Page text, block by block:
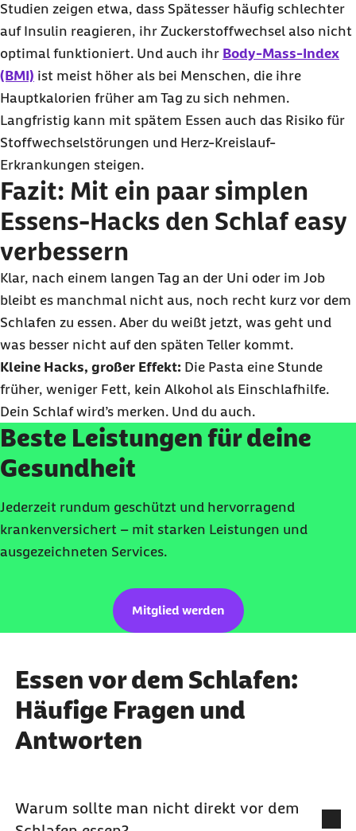
Studien zeigen etwa, dass Spätesser häufig schlechter
auf Insulin reagieren, ihr Zuckerstoffwechsel also nicht
optimal funktioniert. Und auch ihr Body-Mass-Index
(BMI) ist meist höher als bei Menschen, die ihre
Hauptkalorien früher am Tag zu sich nehmen.
Langfristig kann mit spätem Essen auch das Risiko für
Stoffwechselstörungen und Herz-Kreislauf-
Erkrankungen steigen.
Fazit: Mit ein paar simplen
Essens-Hacks den Schlafeasy
verbessern
Klar, nach einem langen Tag an der Uni oder im Job
bleibt es manchmal nicht aus, noch recht kurz vor dem
Schlafen zu essen. Aber du weißt jetzt, was geht und
was besser nicht auf den späten Teller kommt.
Kleine Hacks, großer Effekt: Die Pasta eine Stunde
früher, weniger Fett, kein Alkohol als Einschlafhilfe.
Dein Schlaf wird’s merken. Und du auch.
Beste Leistungen für deine
Gesundheit
Jederzeit rundum geschützt und hervorragend
krankenversichert – mit starken Leistungen und
ausgezeichneten Services.
Mitglied werden
Essen vor dem Schlafen:
Häufige Fragen und
Antworten
Warum sollte man nicht direkt vor dem